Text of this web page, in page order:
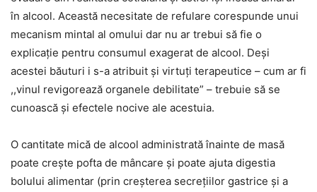
în alcool. Această necesitate de refulare corespunde unui
mecanism mintal al omului dar nu ar trebui să fie o
explicație pentru consumul exagerat de alcool. Deși
acestei băuturi i s-a atribuit și virtuți terapeutice – cum ar fi
,,vinul revigorează organele debilitate” – trebuie să se
cunoască și efectele nocive ale acestuia.
O cantitate mică de alcool administrată înainte de masă
poate crește pofta de mâncare și poate ajuta digestia
bolului alimentar (prin creșterea secrețiilor gastrice și a